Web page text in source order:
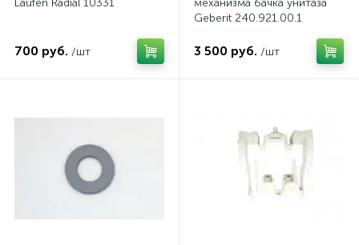
Laufen Radial 10331
700 руб. /шт
механизма бачка унитаза
Geberit 240.921.00.1
3 500 руб. /шт